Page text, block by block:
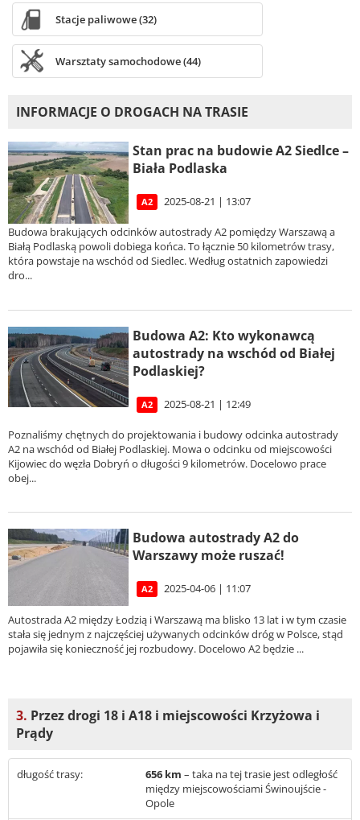
Stacje paliwowe (32)
Warsztaty samochodowe (44)
INFORMACJE O DROGACH NA TRASIE
Stan prac na budowie A2 Siedlce –
Biała Podlaska
A2 2025-08-21 | 13:07
Budowa brakujących odcinków autostrady A2 pomiędzy Warszawą a
Białą Podlaską powoli dobiega końca. To łącznie 50 kilometrów trasy,
która powstaje na wschód od Siedlec. Według ostatnich zapowiedzi
dro...
Budowa A2: Kto wykonawcą
autostrady na wschód od Białej
Podlaskiej?
A2 2025-08-21 | 12:49
Poznaliśmy chętnych do projektowania i budowy odcinka autostrady
A2 na wschód od Białej Podlaskiej. Mowa o odcinku od miejscowości
Kijowiec do węzła Dobryń o długości 9 kilometrów. Docelowo prace
obej...
Budowa autostrady A2 do
Warszawy może ruszać!
A2 2025-04-06 | 11:07
Autostrada A2 między Łodzią i Warszawą ma blisko 13 lat i w tym czasie
stała się jednym z najczęściej używanych odcinków dróg w Polsce, stąd
pojawiła się konieczność jej rozbudowy. Docelowo A2 będzie ...
3. Przez drogi 18 i A18 i miejscowości Krzyżowa i
Prądy
długość trasy: 656 km – taka na tej trasie jest odległość
między miejscowościami Świnoujście -
Opole